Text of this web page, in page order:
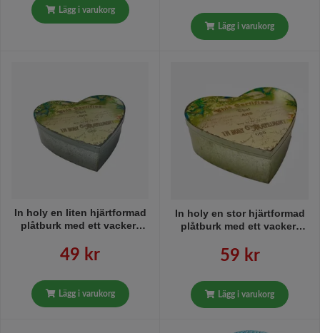
Lägg i varukorg
Lägg i varukorg
In holy en liten hjärtformad
plåtburk med ett vackert
Svanefors, mått h 15 x b 16
x h 5,5 cm.
49 kr
Lägg i varukorg
In holy en stor hjärtformad
plåtburk med ett vackert
Svanefors, mått h 20 x b 21
x h 7 cm.
59 kr
Lägg i varukorg